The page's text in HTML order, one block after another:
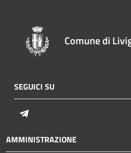
Comune di
SEGUICI SU
AMMINISTRAZIONE